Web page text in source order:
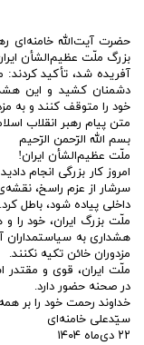
حضرت آیت‌الله خامنه‌ای
بزرگ ملّت عظیم‌الشأن
آفریده شد، تأکید
دشمنان کشید و این
خود را متوقف کنند و به
متن پیام رهبر انقلاب
بسم الله الرّحمن الرّحیم
ملّت عظیم‌الشأن ایران!
امروز کار بزرگی انجام
سرشار از عزم راسخ،
داخلی پیاده شود، باطل کرد.
ملّت بزرگ ایران، خود
هشداری به سیاستمداران
مزدوران خائن تکیه نکنند.
ملّت ایران، قوی و
در صحنه حضور دارد.
خداوند رحمت خود را بر
سیّدعلی خامنه‌ای
۲۲ دی‌ماه ۱۴۰۴